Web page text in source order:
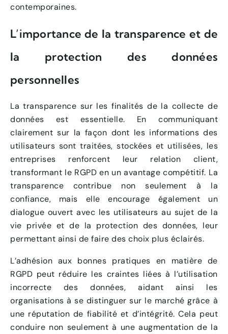
contemporaines.
L’importance de la transparence et de
la protection des données
personnelles
La transparence sur les finalités de la collecte de
données est essentielle. En communiquant
clairement sur la façon dont les informations des
utilisateurs sont traitées, stockées et utilisées, les
entreprises renforcent leur relation client,
transformant le RGPD en un avantage compétitif. La
transparence contribue non seulement à la
confiance, mais elle encourage également un
dialogue ouvert avec les utilisateurs au sujet de la
vie privée et de la protection des données, leur
permettant ainsi de faire des choix plus éclairés.
L’adhésion aux bonnes pratiques en matière de
RGPD peut réduire les craintes liées à l’utilisation
incorrecte des données, aidant ainsi les
organisations à se distinguer sur le marché grâce à
une réputation de fiabilité et d’intégrité. Cela peut
conduire non seulement à une augmentation de la